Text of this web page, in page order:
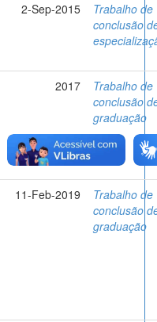
2-Sep-2015
Trabalho de
conclusão
2017
Trabalho de
conclusão
graduação
11-Feb-2019
Trabalho de
conclusão
graduação